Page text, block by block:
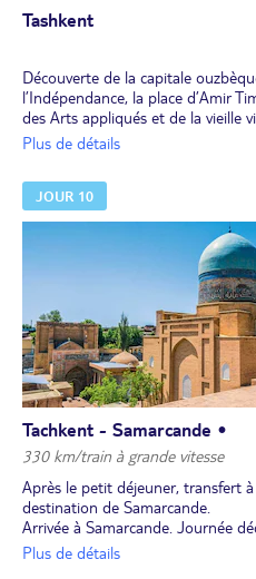
Tashkent
Découverte de la capitale
l’Indépendance, la place d’Amir
des Arts appliqués et de la vieille
Imam, la Madrasa Barakhan,
Cheikh, principale mosquée de la
le mausolée de Kaffal Ach Chachi
Déjeuner et dîner en ville.
Plus de détails
JOUR 10
Tachkent - Samarcande •
330 km/train à grande vitesse
Après le petit déjeuner, transfert
destination de Samarcande.
Arrivée à Samarcande. Journée
de Samarcande: la majestueuse
Plus de détails